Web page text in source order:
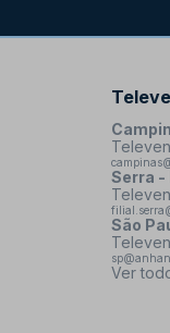
Serra -
São
Ver